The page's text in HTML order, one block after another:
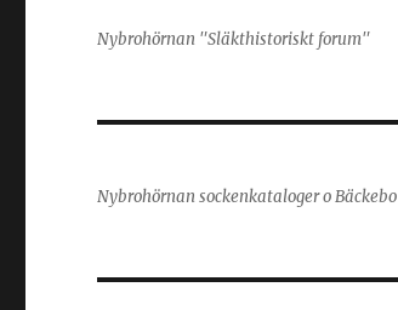
Nybrohörnan "Släkthistoriskt forum"
Nybrohörnan sockenkataloger o Bäckebo